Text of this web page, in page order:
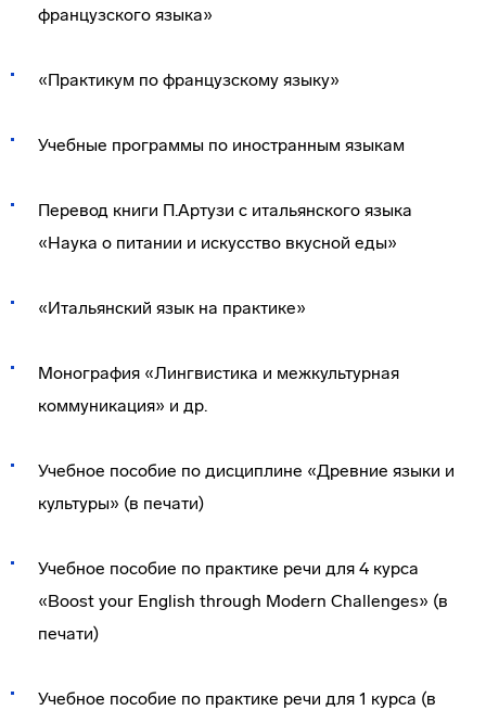
французского языка»
«Практикум по французскому языку»
Учебные программы по иностранным языкам
Перевод книги П.Артузи с итальянского языка
«Наука о питании и искусство вкусной еды»
«Итальянский язык на практике»
Монография «Лингвистика и межкультурная
коммуникация» и др.
Учебное пособие по дисциплине «Древние языки и
культуры» (в печати)
Учебное пособие по практике речи для 4 курса
«Boost your English through Modern Challenges» (в
печати)
Учебное пособие по практике речи для 1 курса (в